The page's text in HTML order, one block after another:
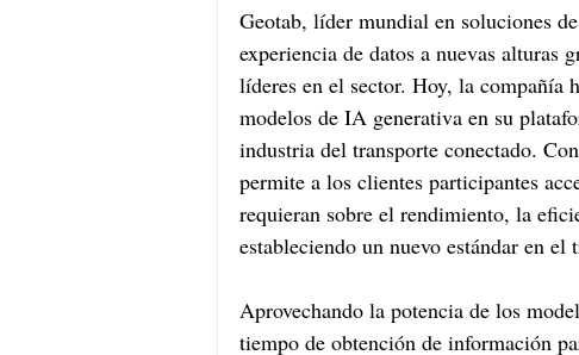
Geotab, líder mundial en soluciones
experiencia de datos a nuevas alturas
líderes en el sector. Hoy, la compañía
modelos de IA generativa en su
industria del transporte conectado.
permite a los clientes participantes
requieran sobre el rendimiento, la
estableciendo un nuevo estándar en el
Aprovechando la potencia de los
tiempo de obtención de información